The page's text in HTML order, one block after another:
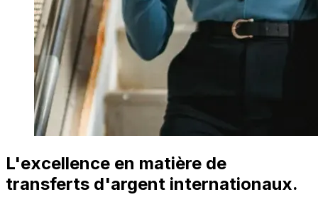
L'excellence en matière de
transferts d'argent internationaux.